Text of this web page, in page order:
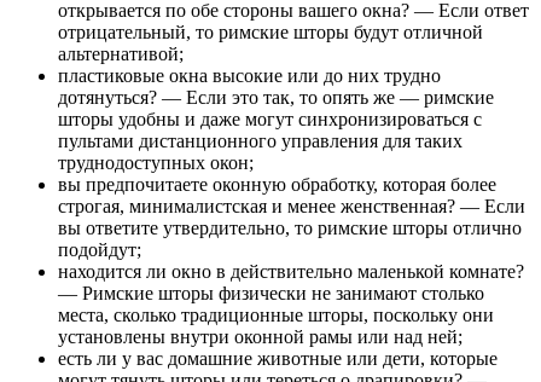
открывается по обе стороны вашего окна? — Если ответ
отрицательный, то римские шторы будут отличной
альтернативой;
пластиковые окна высокие или до них трудно
дотянуться? — Если это так, то опять же — римские
шторы удобны и даже могут синхронизироваться с
пультами дистанционного управления для таких
труднодоступных окон;
вы предпочитаете оконную обработку, которая более
строгая, минималистская и менее женственная? — Если
вы ответите утвердительно, то римские шторы отлично
подойдут;
находится ли окно в действительно маленькой комнате?
— Римские шторы физически не занимают столько
места, сколько традиционные шторы, поскольку они
установлены внутри оконной рамы или над ней;
есть ли у вас домашние животные или дети, которые